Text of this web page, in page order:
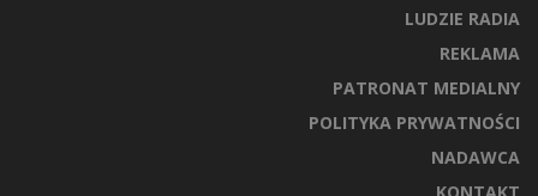
LUDZIE RADIA
REKLAMA
PATRONAT MEDIALNY
POLITYKA PRYWATNOŚCI
NADAWCA